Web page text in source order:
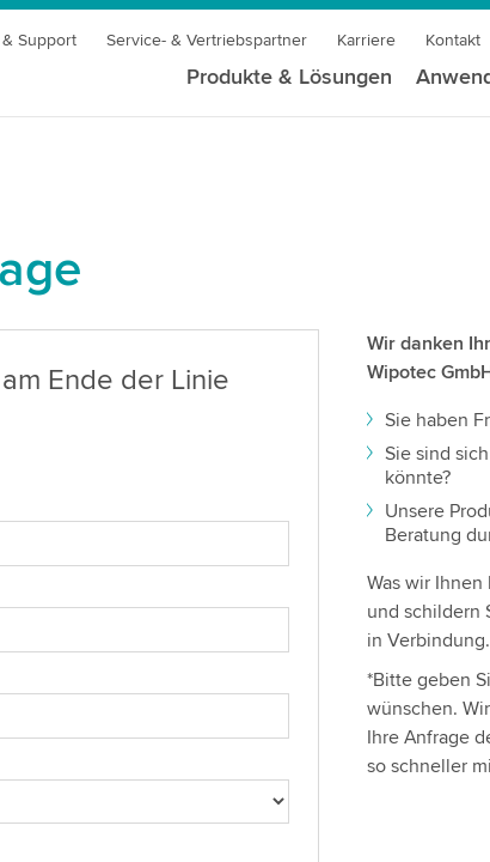
Support Service- & Vertriebspartner Karriere Kontakt
Produkte & Lösungen
Ende der Linie
Wir danken
Wipotec
Sie haben
Sie sind
könnte?
Unsere
Beratung
Was wir
und schildern
in Verbindung.
*Bitte geben
wünschen.
Ihre Anfrage
so schneller